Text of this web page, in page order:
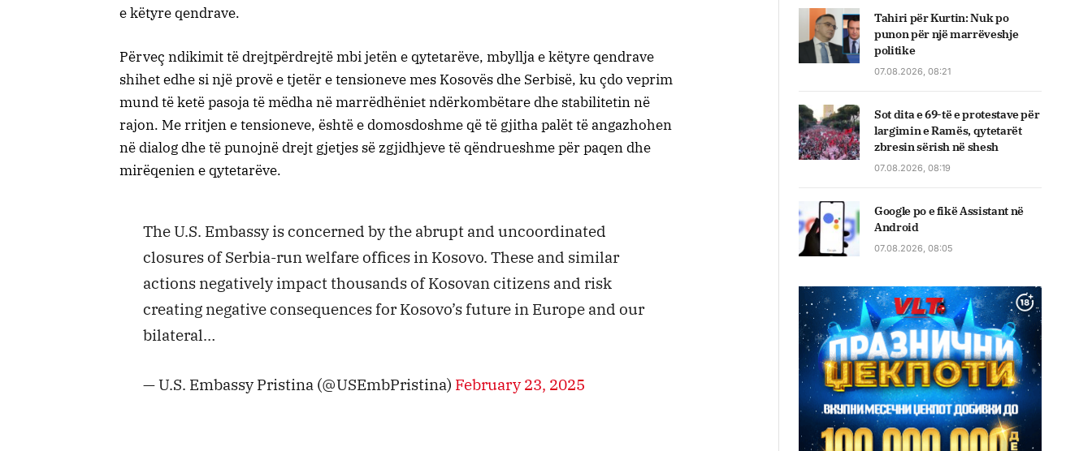
e këtyre qendrave.
Përveç ndikimit të drejtpërdrejtë mbi jetën e qytetarëve, mbyllja e këtyre qendrave
shihet edhe si një provë e tjetër e tensioneve mes Kosovës dhe Serbisë, ku çdo veprim
mund të ketë pasoja të mëdha në marrëdhëniet ndërkombëtare dhe stabilitetin në
rajon. Me rritjen e tensioneve, është e domosdoshme që të gjitha palët të angazhohen
në dialog dhe të punojnë drejt gjetjes së zgjidhjeve të qëndrueshme për paqen dhe
mirëqenien e qytetarëve.
The U.S. Embassy is concerned by the abrupt and uncoordinated
closures of Serbia-run welfare offices in Kosovo. These and similar
actions negatively impact thousands of Kosovan citizens and risk
creating negative consequences for Kosovo’s future in Europe and our
bilateral…
— U.S. Embassy Pristina (@USEmbPristina) February 23, 2025
Tahiri për Kurtin: Nuk po
punon për një marrëveshje
politike
07.08.2026, 08:21
Sot dita e 69-të e protestave për
largimin e Ramës, qytetarët
zbresin sërish në shesh
07.08.2026, 08:19
Google po e fikë Assistant në
Android
07.08.2026, 08:05